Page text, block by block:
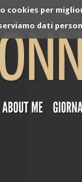
cookies per
dati